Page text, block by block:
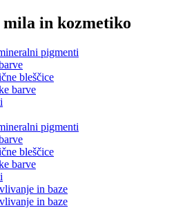
mila in kozmetiko
pigmenti
bleščice
barve
pigmenti
bleščice
barve
in baze
in baze